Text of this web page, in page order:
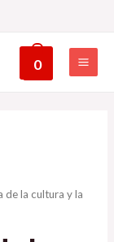
0
de la cultura y la